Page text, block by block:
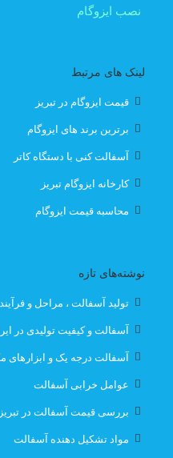
اسفالت کار اهر
بهترین ایزوگام
بهترین ایزوگام
قیمت انواع ایزوگام در
قیمت ایزوگام آذربام حفاظ
قیمت ایزوگام با نصب در
قیمت ایزوگام در تبریز
لیست قیمت ایزوگام در
نصب ایزوگام
لینک های مرتبط
قیمت ایزوگام در تبریز
برترین برند های ایزوگام
آسفالت کنی با دستگاه کاتر
کارخانه ایزوگام تبریز
محاسبه قیمت ایزوگام
نوشته‌های تازه
تولید آسفالت ، مراحل و
آسفالت و کیفیت تولیدی در
آسفالت درجه یک و ابزارهای
عوامل خرابی آسفالت
بررسی قیمت آسفالت در تبریز
مواد تشکیل دهنده آسفالت